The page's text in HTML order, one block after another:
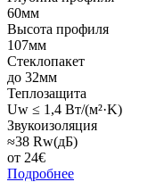
60мм
Высота профиля
107мм
Стеклопакет
до 32мм
Теплозащита
Uw ≤ 1,4 Вт/(м²·K)
Звукоизоляция
≈38 Rw(дБ)
от 24€
Подробнее